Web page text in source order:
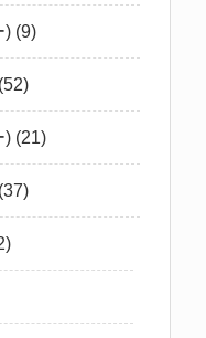
) (9)
(52)
) (21)
(37)